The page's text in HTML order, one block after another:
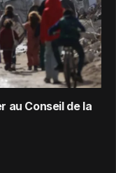
au Conseil de la